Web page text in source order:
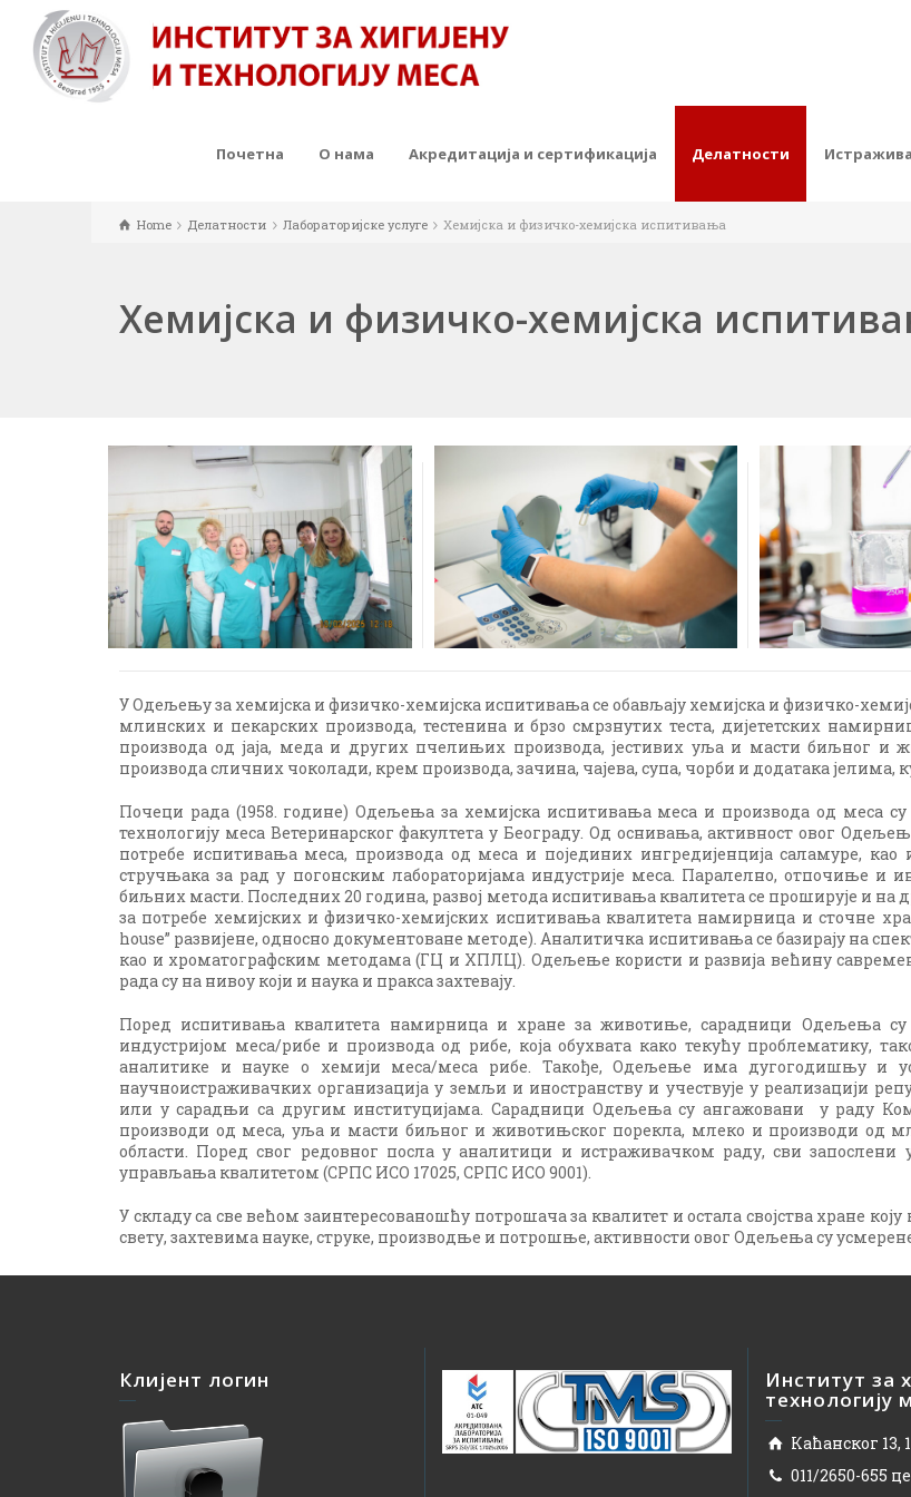
Почетна О нама Акредитација и сертификација Делатности
Home Делатности Лабораторијске услуге Хемијска и физичко-хемијска испитивања
Хемијска и физичко-хемијска
У Одељењу за хемијска и физичко-хемијска испитивања се обављају хемијска и физичко-
млинских и пекарских производа, тестенина и брзо смрзнутих теста, дијететских
производа од јаја, меда и других пчелињих производа, јестивих уља и масти биљног и
производа сличних чоколади, крем производа, зачина, чајева, супа, чорби и додатака јелима,
Почеци рада (1958. године) Одељења за хемијска испитивања меса и производа од меса су
технологију меса Ветеринарског факултета у Београду. Од оснивања, активност овог
потребе испитивања меса, производа од меса и појединих ингредијенција саламуре,
стручњака за рад у погонским лабораторијама индустрије меса. Паралелно, отпочиње и
биљних масти. Последних 20 година, развој метода испитивања квалитета се проширује и
за потребе хемијских и физичко-хемијских испитивања квалитета намирница и сточне
house” развијене, односно документоване методе). Аналитичка испитивања се базирају на
као и хроматографским методама (ГЦ и ХПЛЦ). Одељење користи и развија већину
рада су на нивоу који и наука и пракса захтевају.
Поред испитивања квалитета намирница и хране за животиње, сарадници Одељења
индустријом меса/рибе и производа од рибе, која обухвата како текућу проблематику,
аналитике и науке о хемији меса/меса рибе. Такође, Одељење има дугогодишњу и
научноистраживачких организација у земљи и иностранству и учествује у реализацији
или у сарадњи са другим институцијама. Сарадници Одељења су ангажовани у раду
производи од меса, уља и масти биљног и животињског порекла, млеко и производи од
области. Поред свог редовног посла у аналитици и истраживачком раду, сви
управљања квалитетом (СРПС ИСО 17025, СРПС ИСО 9001).
У складу са све већом заинтересованошћу потрошача за квалитет и остала својства хране
свету, захтевима науке, струке, производње и потрошње, активности овог Одељења су
Клијент логин Институт за
технологију
Каћанског 13,
011/2650-655